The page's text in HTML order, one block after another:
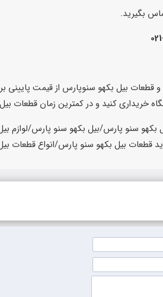
بگیرید.
بیل بکهو سنوپارس از قیمت پایینی
خریداری کنید و در کمترین زمان قطعات
سنو پارس/بیل بکهو سنو پارس/لوازم
قطعات بیل بکهو سنو پارس/انواع قطعات